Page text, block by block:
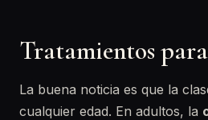
Tratamientos
La buena noticia es que la
cualquier edad. En adultos, la